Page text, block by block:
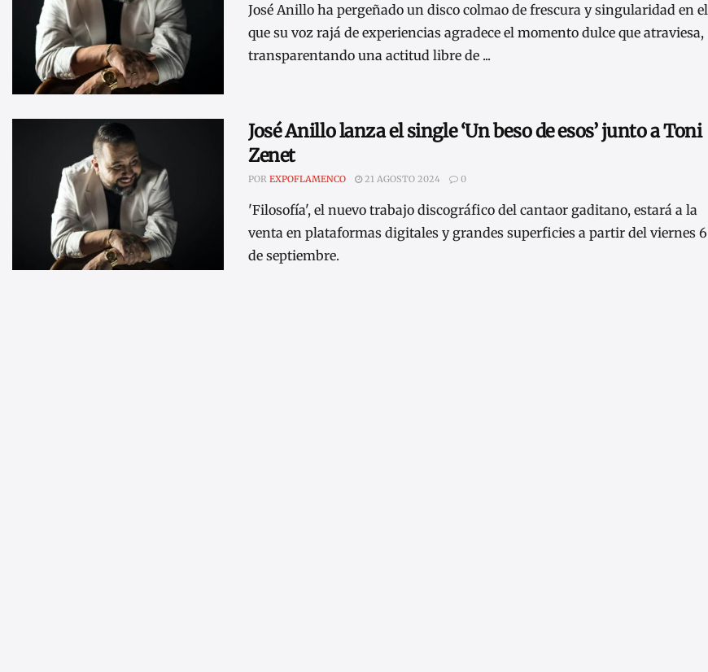
José Anillo ha pergeñado un disco colmao de frescura y singularidad en el
que su voz rajá de experiencias agradece el momento dulce que atraviesa,
transparentando una actitud libre de ...
José Anillo lanza el single ‘Un beso de esos’ junto a Toni
Zenet
POR EXPOFLAMENCO 21 AGOSTO 2024 0
'Filosofía', el nuevo trabajo discográfico del cantaor gaditano, estará a la
venta en plataformas digitales y grandes superficies a partir del viernes 6
de septiembre.